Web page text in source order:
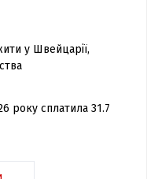
у Швейцарії,
року сплатила 31.7